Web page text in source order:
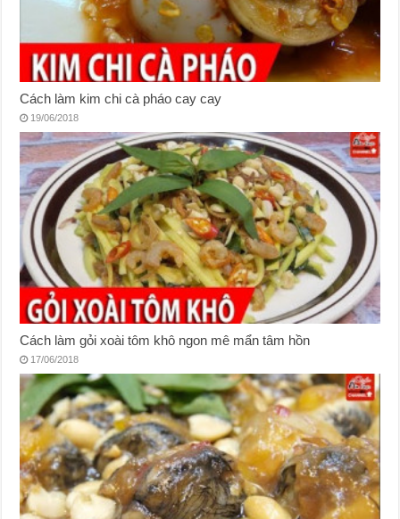
Cách làm kim chi cà pháo cay cay
19/06/2018
Cách làm gỏi xoài tôm khô ngon mê mẩn tâm hồn
17/06/2018